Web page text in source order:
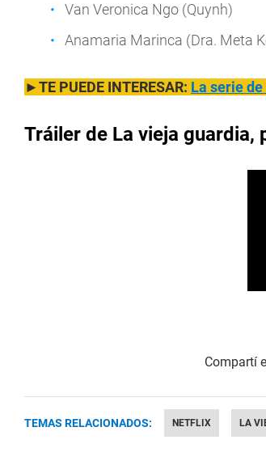
Van Veronica Ngo (Quynh)
Anamaria Marinca (Dra. Meta
►TE PUEDE INTERESAR: La serie
Tráiler de La vieja guardia,
TEMAS RELACIONADOS: NETFLIX LA